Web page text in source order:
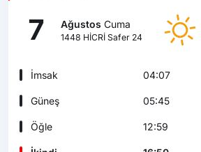
7 Ağustos Cuma
1448 HİCRİ Safer 24
İmsak 04:07
Güneş 05:45
Öğle 12:59